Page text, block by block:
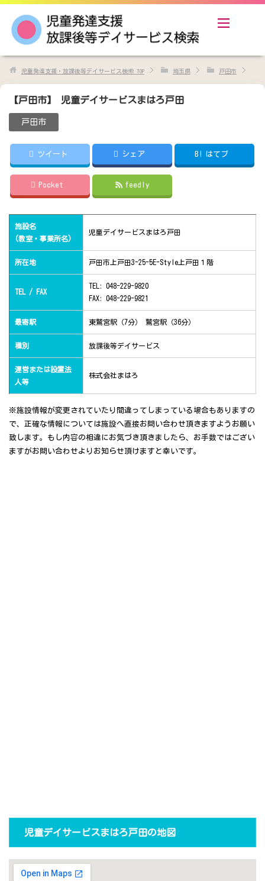
児童発達支援・放課後等デイサービス検索 TOP 埼玉県 戸田市
【戸田市】 児童デイサービスまはろ戸田
戸田市
ツイート シェア B! はてブ
Pocket feedly
施設名
(教室・事業所名)
児童デイサービスまはろ戸田
所在地 戸田市上戸田3-25-5E-Style上戸田１階
TEL / FAX
TEL: 048-229-9820
FAX: 048-229-9821
最寄駅 東鷲宮駅（7分） 鷲宮駅（36分）
種別 放課後等デイサービス
運営または設置法
人等
株式会社まはろ
※施設情報が変更されていたり間違ってしまっている場合もありますの
で、正確な情報については施設へ直接お問い合わせ頂きますようお願い
致します。もし内容の相違にお気づき頂きましたら、お手数ではござい
ますがお問い合わせよりお知らせ頂けますと幸いです。
児童デイサービスまはろ戸田の地図